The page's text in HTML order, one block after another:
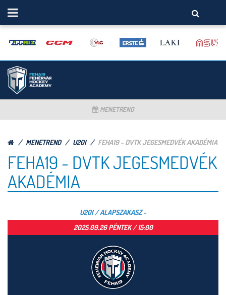
MENETREND
MENETREND U20I FEHA19 - DVTK JEGESMEDVÉK AKADÉMIA
FEHA19 - DVTK JEGESMEDVÉK
AKADÉMIA
U20I / ALAPSZAKASZ -
2025.09.26 PÉNTEK / 15:00